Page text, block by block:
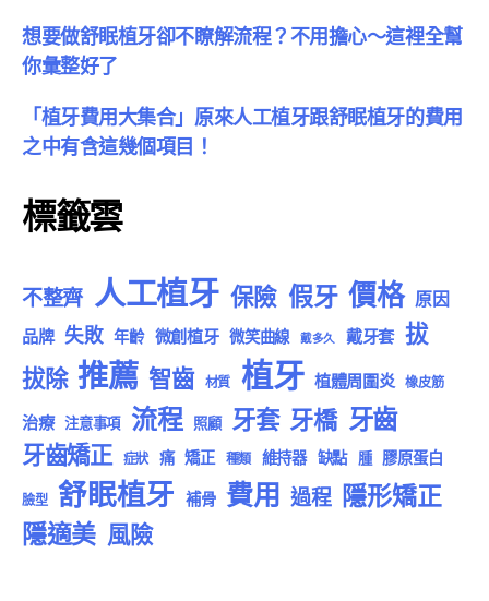
想要做舒眠植牙卻不瞭解流程？不用擔心～這裡全幫
你彙整好了
「植牙費用大集合」原來人工植牙跟舒眠植牙的費用
之中有含這幾個項目！
標籤雲
不整齊 人工植牙 保險 假牙 價格 原因
品牌 失敗 年齡 微創植牙 微笑曲線 戴多久 戴牙套 拔
拔除 推薦 智齒 材質 植牙 植體周圍炎 橡皮筋
治療 注意事項 流程 照顧 牙套 牙橋 牙齒
牙齒矯正 症狀 痛 矯正 種類 維持器 缺點 腫 膠原蛋白
臉型 舒眠植牙 補骨 費用 過程 隱形矯正
隱適美 風險